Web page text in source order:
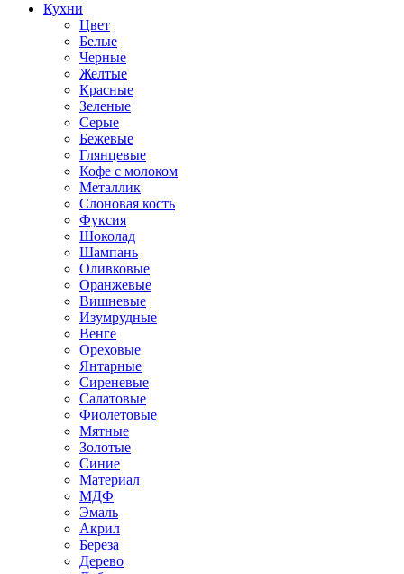
Кухни
Цвет
Белые
Черные
Желтые
Красные
Зеленые
Серые
Бежевые
Глянцевые
Кофе с молоком
Металлик
Слоновая кость
Фуксия
Шоколад
Шампань
Оливковые
Оранжевые
Вишневые
Изумрудные
Венге
Ореховые
Янтарные
Сиреневые
Салатовые
Фиолетовые
Мятные
Золотые
Синие
Материал
МДФ
Эмаль
Акрил
Береза
Дерево